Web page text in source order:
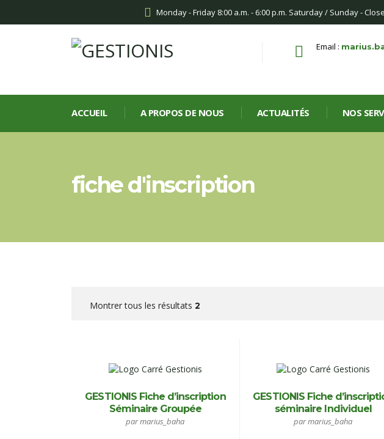
Monday - Friday 8:00 a.m. - 6:00 p.m. Saturday / Sunday -
Email :
ACCUEIL A PROPOS DE NOUS ACTUALITÉS NOS
fiche d'inscription
Montrer tous les résultats 2
GESTIONIS Fiche d’inscription
Séminaire Groupée
par marius_baha
GESTIONIS Fiche
séminaire Individuel
par marius_baha